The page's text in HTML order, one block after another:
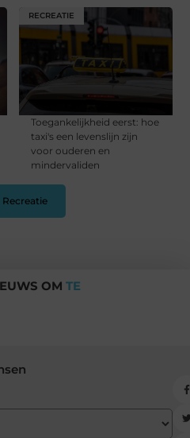
RECREATIE
Toegankelijkheid eerst: hoe
taxi's een levenslijn zijn
voor ouderen en
mindervaliden
Recreatie
OM TE